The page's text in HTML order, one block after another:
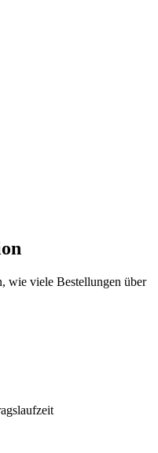
wie viele Bestellungen über